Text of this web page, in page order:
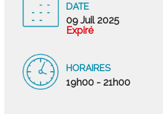
DATE
09 Juil 2025
Expiré
HORAIRES
19h00 - 21h00